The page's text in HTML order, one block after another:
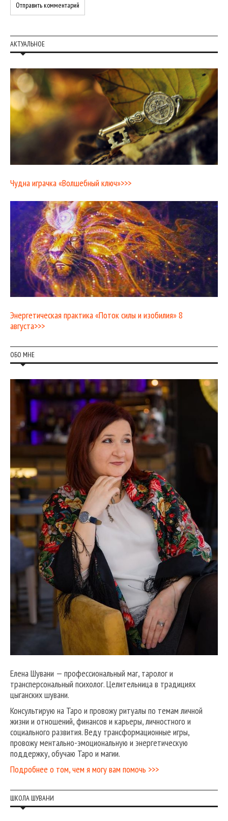
АКТУАЛЬНОЕ
Чудна играчка «Волшебный ключ»>>>
Энергетическая практика «Поток силы и изобилия» 8
августа>>>
ОБО МНЕ
Елена Шувани — профессиональный маг, таролог и
трансперсональный психолог. Целительница в традициях
цыганских шувани.
Консультирую на Таро и провожу ритуалы по темам личной
жизни и отношений, финансов и карьеры, личностного и
социального развития. Веду трансформационные игры,
провожу ментально-эмоциональную и энергетическую
поддержку, обучаю Таро и магии.
Подробнее о том, чем я могу вам помочь >>>
ШКОЛА ШУВАНИ